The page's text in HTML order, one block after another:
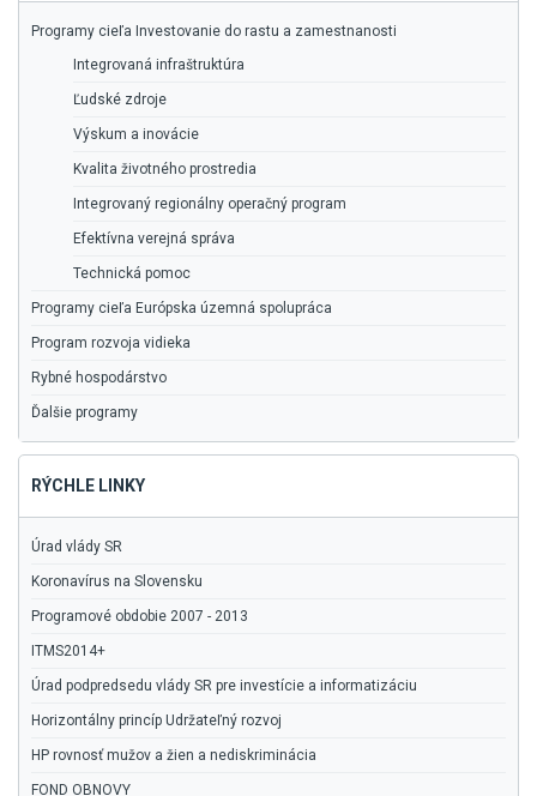
Programy cieľa Investovanie do rastu a zamestnanosti
Integrovaná infraštruktúra
Ľudské zdroje
Výskum a inovácie
Kvalita životného prostredia
Integrovaný regionálny operačný program
Efektívna verejná správa
Technická pomoc
Programy cieľa Európska územná spolupráca
Program rozvoja vidieka
Rybné hospodárstvo
Ďalšie programy
RÝCHLE LINKY
Úrad vlády SR
Koronavírus na Slovensku
Programové obdobie 2007 - 2013
ITMS2014+
Úrad podpredsedu vlády SR pre investície a informatizáciu
Horizontálny princíp Udržateľný rozvoj
HP rovnosť mužov a žien a nediskriminácia
FOND OBNOVY